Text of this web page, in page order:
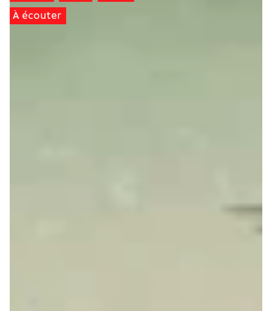
À écouter